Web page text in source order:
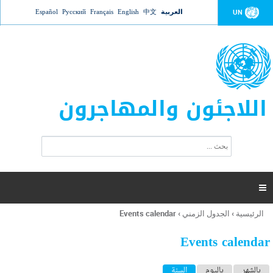
Jump to navigation UN العربية 中文
English
Français
Русский
Español
اللاجئون والمهاجرون
ت
ر
ل
ح
ب

أنت
هنا
الرئيسية › الجدول الزمني ›
Events calendar
Events calendar